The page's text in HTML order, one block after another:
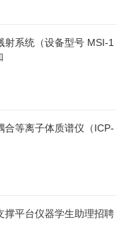
射系统（设备型号 MSI-1
合等离子体质谱仪（ICP-
撑平台仪器学生助理招聘